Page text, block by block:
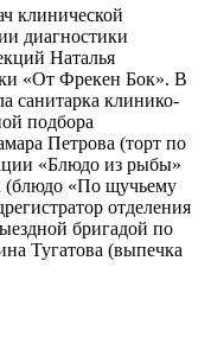
клинической
диагностики
Наталья
«От Фрекен Бок». В
санитарка клинико-
подбора
Петрова (торт по
«Блюдо из рыбы»
(блюдо «По щучьему
отделения
бригадой по
Тугатова (выпечка